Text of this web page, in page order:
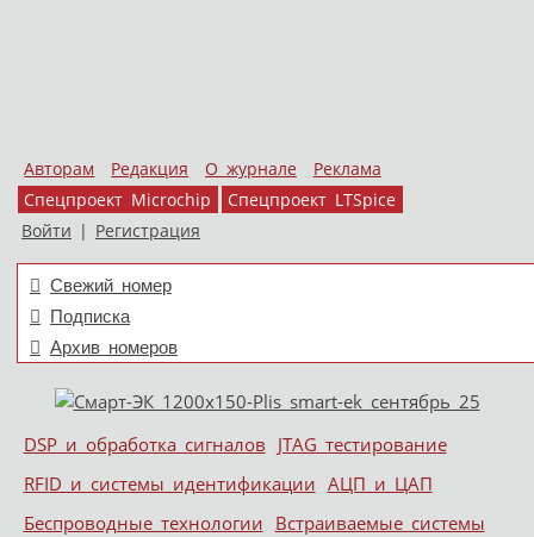
Авторам Редакция О журнале
Реклама
Спецпроект Microchip
Спецпроект LTSpice
Войти | Регистрация
Свежий номер
Подписка
Архив номеров
Меню
Skip to content
DSP и обработка сигналов JTAG тестирование
RFID и системы идентификации АЦП и ЦАП
Беспроводные технологии Встраиваемые системы